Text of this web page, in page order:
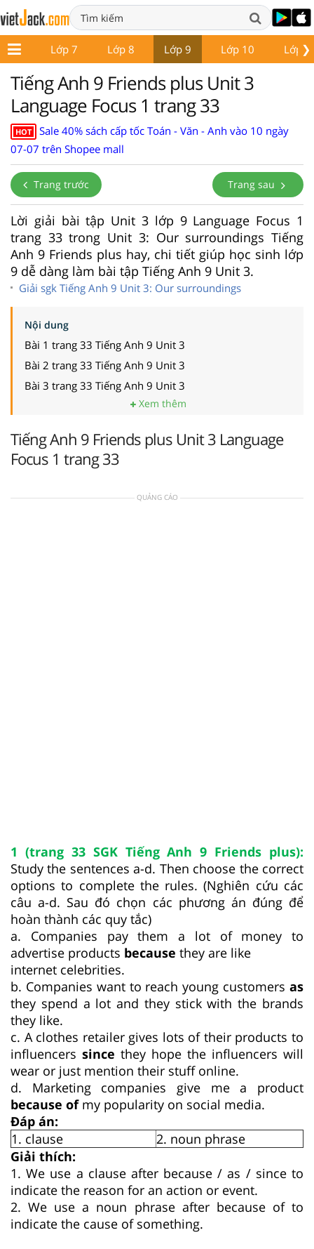
❯
6 Lớp 7 Lớp 8 Lớp 9 Lớp 10 Lớp
Tiếng Anh 9 Friends plus Unit 3
Language Focus 1 trang 33
HOT
Sale 40% sách cấp tốc Toán - Văn - Anh vào 10 ngày
07-07 trên Shopee mall
Trang trước Trang sau
Lời giải bài tập Unit 3 lớp 9 Language Focus 1
trang 33 trong Unit 3: Our surroundings Tiếng
Anh 9 Friends plus hay, chi tiết giúp học sinh lớp
9 dễ dàng làm bài tập Tiếng Anh 9 Unit 3.
Giải sgk Tiếng Anh 9 Unit 3: Our surroundings
Nội dung
Bài 1 trang 33 Tiếng Anh 9 Unit 3
Bài 2 trang 33 Tiếng Anh 9 Unit 3
Bài 3 trang 33 Tiếng Anh 9 Unit 3
Xem thêm
Tiếng Anh 9 Friends plus Unit 3 Language
Focus 1 trang 33
QUẢNG CÁO
1 (trang 33 SGK Tiếng Anh 9 Friends plus):
Study the sentences a-d. Then choose the correct
options to complete the rules. (Nghiên cứu các
câu a-d. Sau đó chọn các phương án đúng để
hoàn thành các quy tắc)
a. Companies pay them a lot of money to
advertise products because they are like
internet celebrities.
b. Companies want to reach young customers as
they spend a lot and they stick with the brands
they like.
c. A clothes retailer gives lots of their products to
influencers since they hope the influencers will
wear or just mention their stuff online.
d. Marketing companies give me a product
because ofmy popularity on social media.
Đáp án:
1. clause
2. noun phrase
Giải thích:
1. We use a clause after because / as / since to
indicate the reason for an action or event.
2. We use a noun phrase after because of to
indicate the cause of something.